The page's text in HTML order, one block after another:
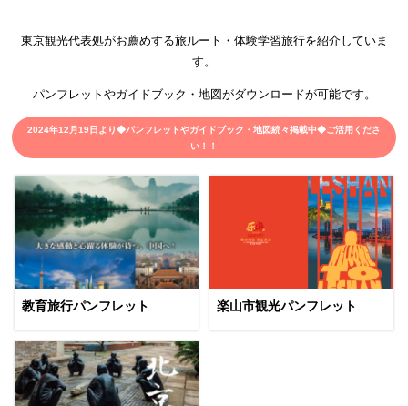
東京観光代表処がお薦めする旅ルート・体験学習旅行を紹介していま
す。
パンフレットやガイドブック・地図がダウンロードが可能です。
2024年12月19日より◆パンフレットやガイドブック・地図続々掲載中◆ご活用くださ
い！！
教育旅行パンフレット 楽山市観光パンフレット